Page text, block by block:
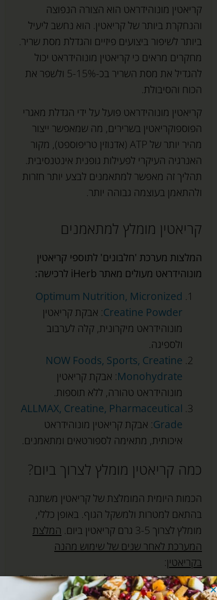
קריאטין מונוהידראט הוא הצורה הנפוצה
והנחקרת ביותר של קריאטין. הוא נחשב ליעיל
ביותר לשיפור ביצועים פיזיים והגדלת מסת שריר.
מחקרים מראים כי קריאטין מונוהידראט יכול
להגדיל את מסת השריר בכ-5-15% ולשפר את
הכוח והסיבולת.
קריאטין מונוהידראט פועל על ידי הגדלת מאגרי
הפוספוקריאטין בשרירים, מה שמאפשר ייצור
מהיר יותר של ATP (אדנוזין טריפוספט), מקור
האנרגיה העיקרי לפעילות גופנית אינטנסיבית.
תהליך זה מאפשר למתאמנים לבצע יותר חזרות
ולהתאמן בעוצמה גבוהה יותר.
קריאטין מומלץ למתאמנים
המלצות מערכת 'חלבונים' לתוספי קריאטין
מונוהידראט מעולים מאתר iHerb לרכישה:
Optimum Nutrition, Micronized
Creatine Powder: אבקת קריאטין
מונוהידראט מיקרונית, קלה לערבוב
ולספיגה.
NOW Foods, Sports, Creatine
Monohydrate: אבקת קריאטין
מונוהידראט טהורה, ללא תוספות.
ALLMAX, Creatine, Pharmaceutical
Grade: אבקת קריאטין מונוהידראט
איכותית, מתאימה לספורטאים ומתאמנים.
כמה קריאטין מומלץ לצרוך ביום?
הכמות היומית המומלצת של קריאטין משתנה
בהתאם למטרות ולמשקל הגוף. באופן כללי,
מומלץ לצרוך 3-5 גרם קריאטין ביום.
המלצת
המערכת לאחר שנים של שימוש מהנה
בקריאטין:
תצרכו קריאטין לפי משקל גופכם בשביל ביצועים
מקסימליים, כלומר, אם אתם שוקלים מתחת